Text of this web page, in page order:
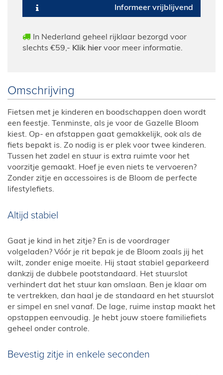
Informeer vrijblijvend
In Nederland geheel rijklaar bezorgd voor
slechts €59,- Klik hier voor meer informatie.
Omschrijving
Fietsen met je kinderen en boodschappen doen wordt
een feestje. Tenminste, als je voor de Gazelle Bloom
kiest. Op- en afstappen gaat gemakkelijk, ook als de
fiets bepakt is. Zo nodig is er plek voor twee kinderen.
Tussen het zadel en stuur is extra ruimte voor het
voorzitje gemaakt. Hoef je even niets te vervoeren?
Zonder zitje en accessoires is de Bloom de perfecte
lifestylefiets.
Altijd stabiel
Gaat je kind in het zitje? En is de voordrager
volgeladen? Vóór je rit bepak je de Bloom zoals jij het
wilt, zonder enige moeite. Hij staat stabiel geparkeerd
dankzij de dubbele pootstandaard. Het stuurslot
verhindert dat het stuur kan omslaan. Ben je klaar om
te vertrekken, dan haal je de standaard en het stuurslot
er simpel en snel vanaf. De lage, ruime instap maakt het
opstappen eenvoudig. Je hebt jouw stoere familiefiets
geheel onder controle.
Bevestig zitje in enkele seconden